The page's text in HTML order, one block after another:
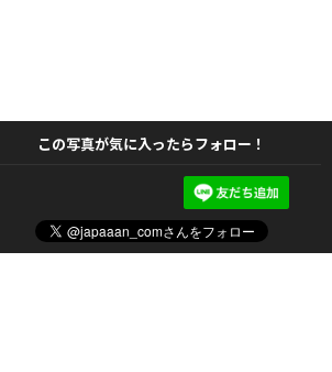
この写真が気に入ったらフォロー！